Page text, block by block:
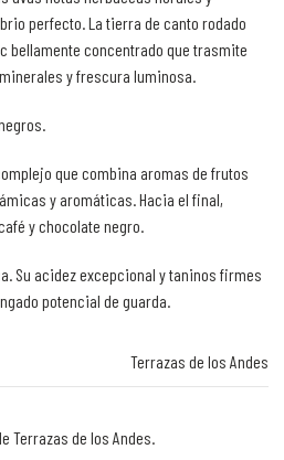
perfecto. La tierra de canto rodado
bellamente concentrado que trasmite
y frescura luminosa.
que combina aromas de frutos
y aromáticas. Hacia el final,
y chocolate negro.
Su acidez excepcional y taninos firmes
potencial de guarda.
Terrazas de los Andes
Terrazas de los Andes.